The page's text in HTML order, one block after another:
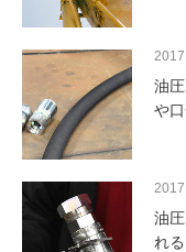
油
や
油
れ